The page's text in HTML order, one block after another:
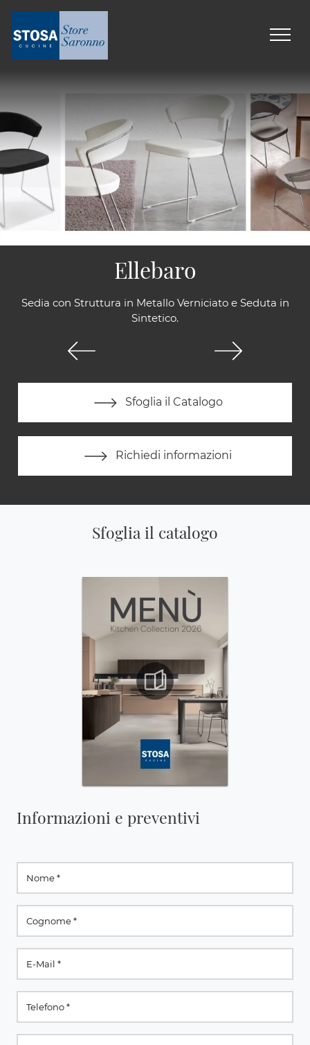
Sedia con Struttura in Metallo Verniciato e Seduta in
Sintetico.
Sfoglia il Catalogo
Richiedi informazioni
Ellebaro
Sfoglia il catalogo
Informazioni e preventivi